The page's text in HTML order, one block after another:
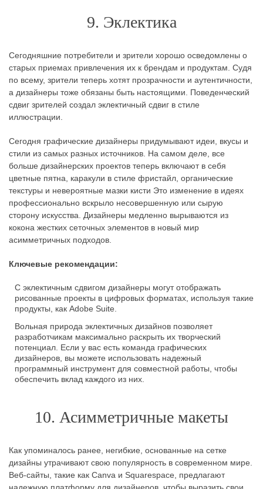
9. Эклектика
Сегодняшние потребители и зрители хорошо осведомлены о
старых приемах привлечения их к брендам и продуктам. Судя
по всему, зрители теперь хотят прозрачности и аутентичности,
а дизайнеры тоже обязаны быть настоящими. Поведенческий
сдвиг зрителей создал эклектичный сдвиг в стиле
иллюстрации.
Сегодня графические дизайнеры придумывают идеи, вкусы и
стили из самых разных источников. На самом деле, все
больше дизайнерских проектов теперь включают в себя
цветные пятна, каракули в стиле фристайл, органические
текстуры и невероятные мазки кисти Это изменение в идеях
профессионально вскрыло несовершенную или сырую
сторону искусства. Дизайнеры медленно вырываются из
кокона жестких сеточных элементов в новый мир
асимметричных подходов.
Ключевые рекомендации:
С эклектичным сдвигом дизайнеры могут отображать
рисованные проекты в цифровых форматах, используя такие
продукты, как Adobe Suite.
Вольная природа эклектичных дизайнов позволяет
разработчикам максимально раскрыть их творческий
потенциал. Если у вас есть команда графических
дизайнеров, вы можете использовать надежный
программный инструмент для совместной работы, чтобы
обеспечить вклад каждого из них.
10. Асимметричные макеты
Как упоминалось ранее, негибкие, основанные на сетке
дизайны утрачивают свою популярность в современном мире.
Веб-сайты, такие как Canva и Squarespace, предлагают